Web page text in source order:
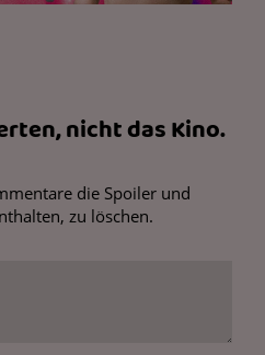
nicht das Kino.
die Spoiler und
zu löschen.